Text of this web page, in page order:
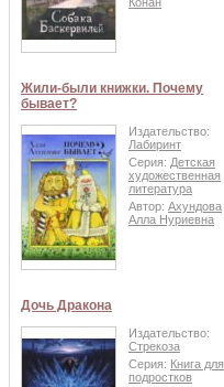
Жили-были книжки. Почему
бывает?
Издательство:
Лабиринт
Серия: Детская
художественная
литература
Автор: Ахундова
Алла Нуриевна
Дочь Дракона
Издательство:
Стрекоза
Серия: Книга для
подростков